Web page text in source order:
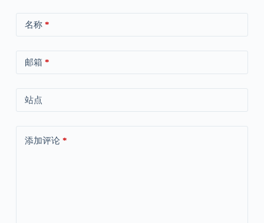
名称*
邮箱 *
站点
添加评论*